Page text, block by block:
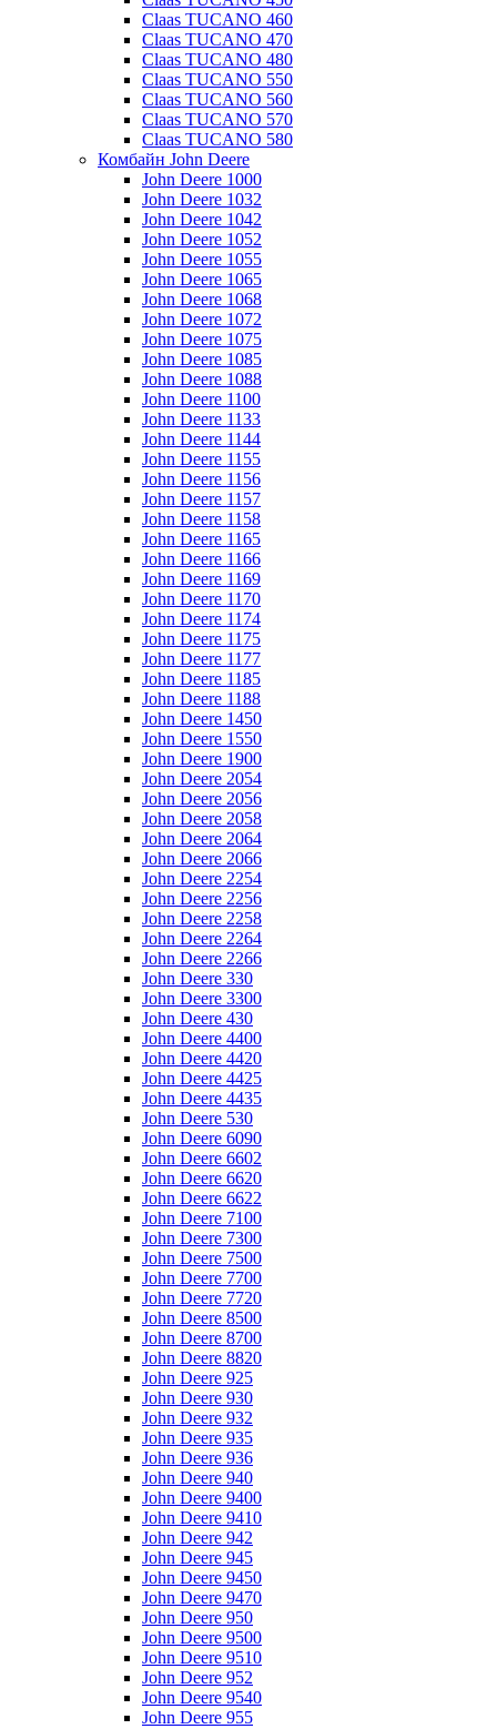
Claas TUCANO 460
Claas TUCANO 470
Claas TUCANO 480
Claas TUCANO 550
Claas TUCANO 560
Claas TUCANO 570
Claas TUCANO 580
Комбайн John Deere
John Deere 1000
John Deere 1032
John Deere 1042
John Deere 1052
John Deere 1055
John Deere 1065
John Deere 1068
John Deere 1072
John Deere 1075
John Deere 1085
John Deere 1088
John Deere 1100
John Deere 1133
John Deere 1144
John Deere 1155
John Deere 1156
John Deere 1157
John Deere 1158
John Deere 1165
John Deere 1166
John Deere 1169
John Deere 1170
John Deere 1174
John Deere 1175
John Deere 1177
John Deere 1185
John Deere 1188
John Deere 1450
John Deere 1550
John Deere 1900
John Deere 2054
John Deere 2056
John Deere 2058
John Deere 2064
John Deere 2066
John Deere 2254
John Deere 2256
John Deere 2258
John Deere 2264
John Deere 2266
John Deere 330
John Deere 3300
John Deere 430
John Deere 4400
John Deere 4420
John Deere 4425
John Deere 4435
John Deere 530
John Deere 6090
John Deere 6602
John Deere 6620
John Deere 6622
John Deere 7100
John Deere 7300
John Deere 7500
John Deere 7700
John Deere 7720
John Deere 8500
John Deere 8700
John Deere 8820
John Deere 925
John Deere 930
John Deere 932
John Deere 935
John Deere 936
John Deere 940
John Deere 9400
John Deere 9410
John Deere 942
John Deere 945
John Deere 9450
John Deere 9470
John Deere 950
John Deere 9500
John Deere 9510
John Deere 952
John Deere 9540
John Deere 955